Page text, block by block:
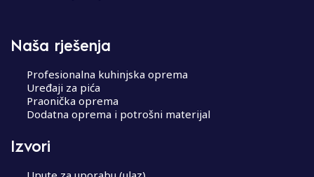
Naša rješenja
Profesionalna kuhinjska oprema
Uređaji za pića
Praonička oprema
Dodatna oprema i potrošni materijal
Izvori